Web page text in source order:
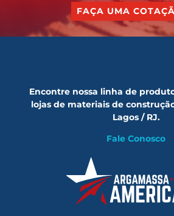
FAÇA UMA
Encontre nossa linha de
lojas de materiais de
Lagos / RJ.
Fale Conosco